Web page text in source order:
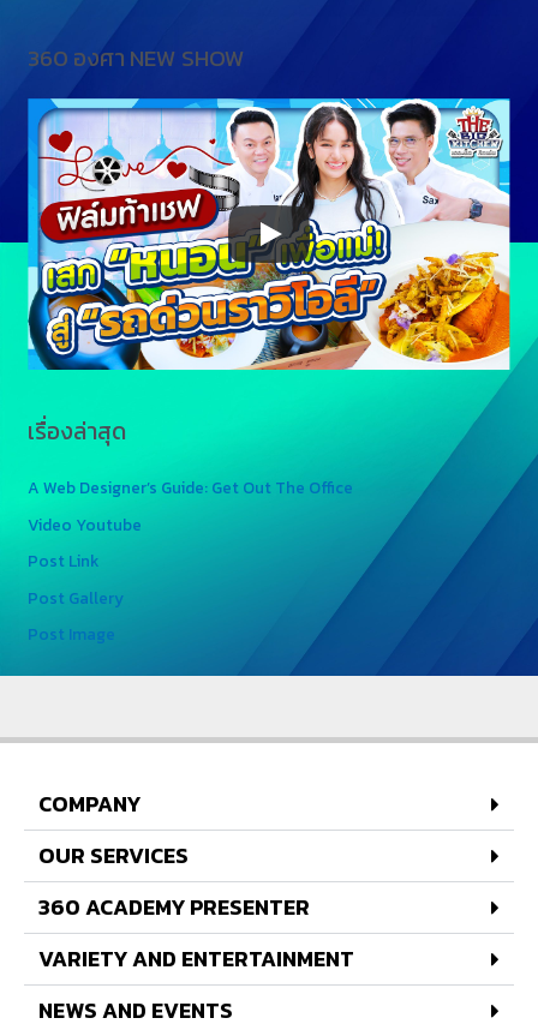
360 องศา NEW SHOW
เรื่องล่าสุด
A Web Designer’s Guide: Get Out The Office
Video Youtube
Post Link
Post Gallery
Post Image
COMPANY
OUR SERVICES
360 ACADEMY PRESENTER
VARIETY AND ENTERTAINMENT
NEWS AND EVENTS